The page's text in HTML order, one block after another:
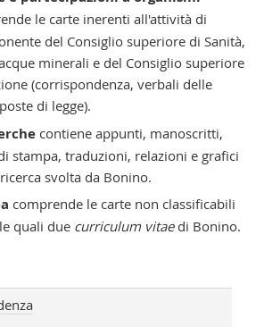
le carte inerenti all'attività di
del Consiglio superiore di Sanità,
minerali e del Consiglio superiore
(corrispondenza, verbali delle
di legge).
contiene appunti, manoscritti,
stampa, traduzioni, relazioni e grafici
svolta da Bonino.
comprende le carte non classificabili
quali due curriculum vitaedi Bonino.